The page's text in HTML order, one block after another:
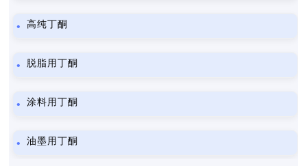
高纯丁酮
脱脂用丁酮
涂料用丁酮
油墨用丁酮